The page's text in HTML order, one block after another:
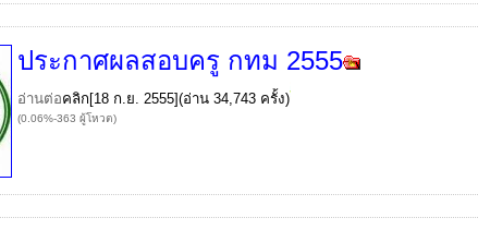
ประกาศผลสอบครู กทม 2555
อ่านต่อคลิก[18 ก.ย. 2555](อ่าน 34,743 ครั้ง)
(0.06%-363 ผู้โหวต)